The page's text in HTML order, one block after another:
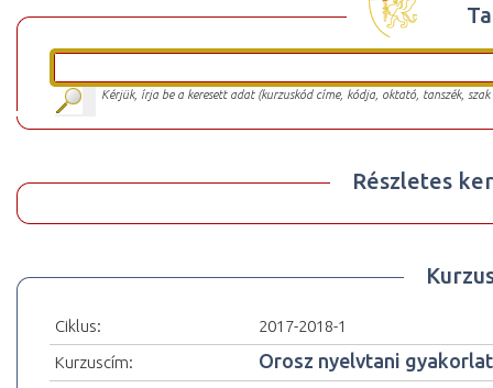
Kérjük, írja be a keresett adat (kurzuskód címe, kódja, oktató, tanszék,
Részletes
Ciklus:
2017-2018-1
Kurzuscím:
Orosz nyelvtani